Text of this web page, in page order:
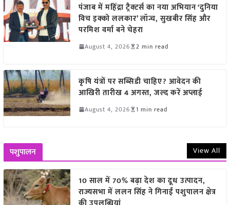
पंजाब में महिंद्रा ट्रैक्टर्स का नया अभियान ‘दुनिया
विच इक्को ललकार’ लॉन्च, सुखबीर सिंह और
परमिश वर्मा बने चेहरा
August 4, 2026 2 min read
कृषि यंत्रों पर सब्सिडी चाहिए? आवेदन की
आखिरी तारीख 4 अगस्त, जल्द करें अप्लाई
August 4, 2026 1 min read
पशुपालन View All
10 साल में 70% बढ़ा देश का दूध उत्पादन,
राज्यसभा में ललन सिंह ने गिनाईं पशुपालन क्षेत्र